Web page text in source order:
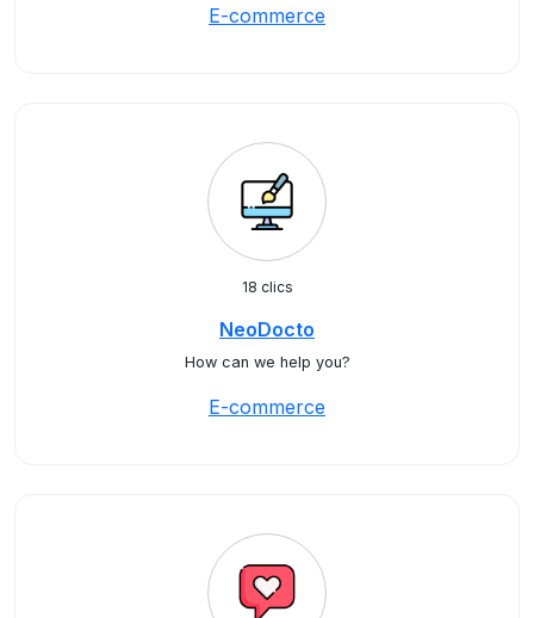
E-commerce
18 clics
NeoDocto
How can we help you?
E-commerce